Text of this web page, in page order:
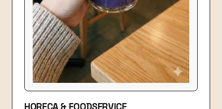
HORECA & FOODSERVICE